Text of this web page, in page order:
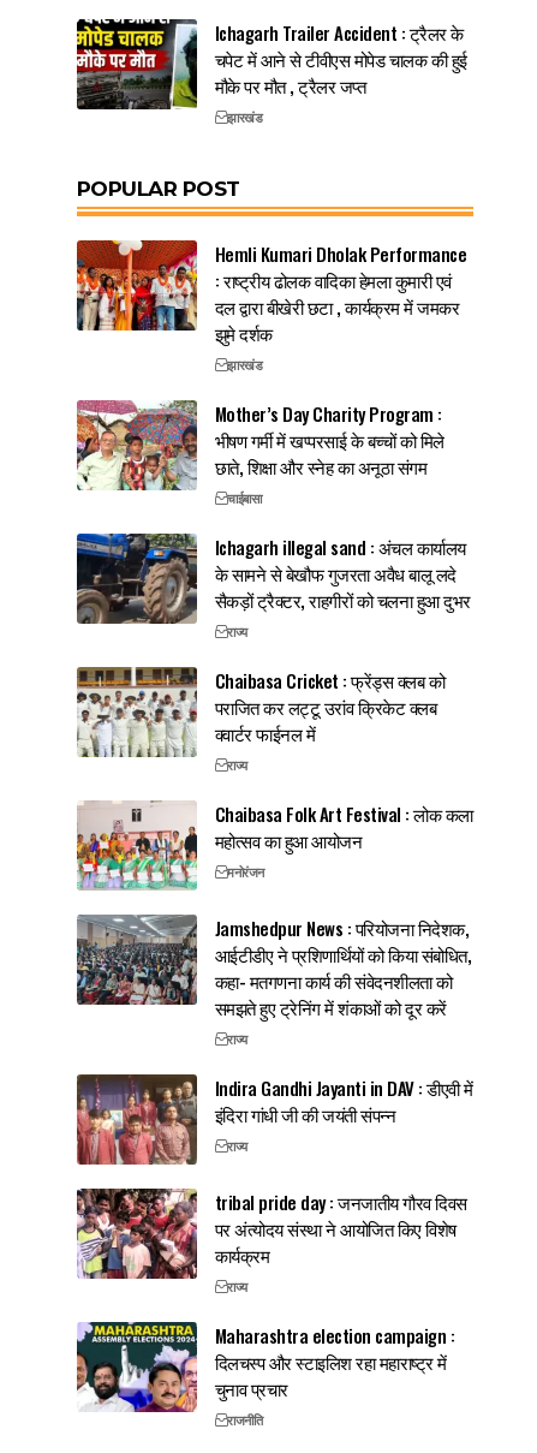
Ichagarh Trailer Accident : ट्रैलर के
चपेट में आने से टीवीएस मोपेड चालक की हुई
मौके पर मौत , ट्रैलर जप्त
झारखंड
POPULAR POST
Hemli Kumari Dholak Performance
: राष्ट्रीय ढोलक वादिका हेमला कुमारी एवं
दल द्वारा बीखेरी छटा , कार्यक्रम में जमकर
झुमे दर्शक
झारखंड
Mother’s Day Charity Program :
भीषण गर्मी में खप्परसाई के बच्चों को मिले
छाते, शिक्षा और स्नेह का अनूठा संगम
चाईबासा
Ichagarh illegal sand : अंचल कार्यालय
के सामने से बेखौफ गुजरता अवैध बालू लदे
सैकड़ों ट्रैक्टर, राहगीरों को चलना हुआ दुभर
राज्य
Chaibasa Cricket : फ्रेंड्स क्लब को
पराजित कर लट्टू उरांव क्रिकेट क्लब
क्वार्टर फाईनल में
राज्य
Chaibasa Folk Art Festival : लोक कला
महोत्सव का हुआ आयोजन
मनोरंजन
Jamshedpur News : परियोजना निदेशक,
आईटीडीए ने प्रशिणार्थियों को किया संबोधित,
कहा- मतगणना कार्य की संवेदनशीलता को
समझते हुए ट्रेनिंग में शंकाओं को दूर करें
राज्य
Indira Gandhi Jayanti in DAV : डीएवी में
इंदिरा गांधी जी की जयंती संपन्न
राज्य
tribal pride day : जनजातीय गौरव दिवस
पर अंत्योदय संस्था ने आयोजित किए विशेष
कार्यक्रम
राज्य
Maharashtra election campaign :
दिलचस्प और स्टाइलिश रहा महाराष्ट्र में
चुनाव प्रचार
राजनीति